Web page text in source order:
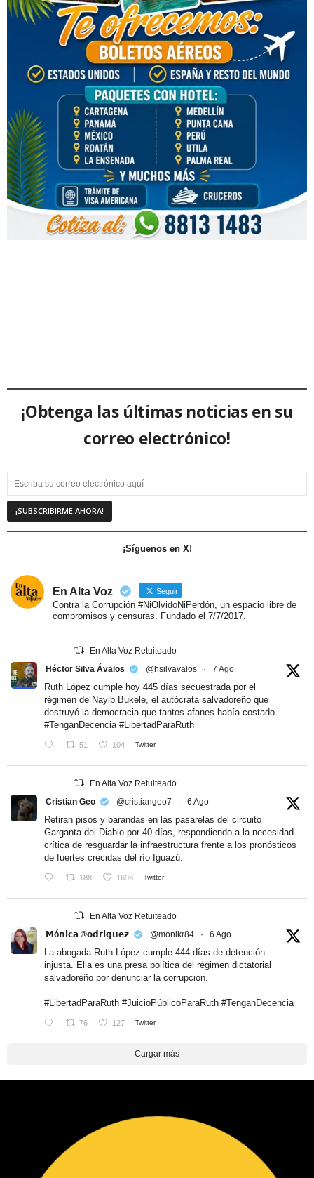
¡Obtenga las últimas noticias en su
correo electrónico!
¡Síguenos en X!
En Alta Voz Seguir
Contra la Corrupción #NiOlvidoNiPerdón, un espacio libre de
compromisos y censuras. Fundado el 7/7/2017.
En Alta Voz Retuiteado
Héctor Silva Ávalos
@hsilvavalos · 7 Ago
Ruth López cumple hoy 445 días secuestrada por el
régimen de Nayib Bukele, el autócrata salvadoreño que
destruyó la democracia que tantos afanes había costado.
#TenganDecencia #LibertadParaRuth
51 104 Twitter
En Alta Voz Retuiteado
Cristian Geo
@cristiangeo7 · 6 Ago
Retiran pisos y barandas en las pasarelas del circuito
Garganta del Diablo por 40 días, respondiendo a la necesidad
crítica de resguardar la infraestructura frente a los pronósticos
de fuertes crecidas del río Iguazú.
188 1698 Twitter
En Alta Voz Retuiteado
𝗠ó𝗻𝗶𝗰𝗮 ®𝗼𝗱𝗿𝗶𝗴𝘂𝗲𝘇
@monikr84 · 6 Ago
La abogada Ruth López cumple 444 días de detención
injusta. Ella es una presa política del régimen dictatorial
salvadoreño por denunciar la corrupción.
#LibertadParaRuth #JuicioPúblicoParaRuth #TenganDecencia
76 127 Twitter
Cargar más